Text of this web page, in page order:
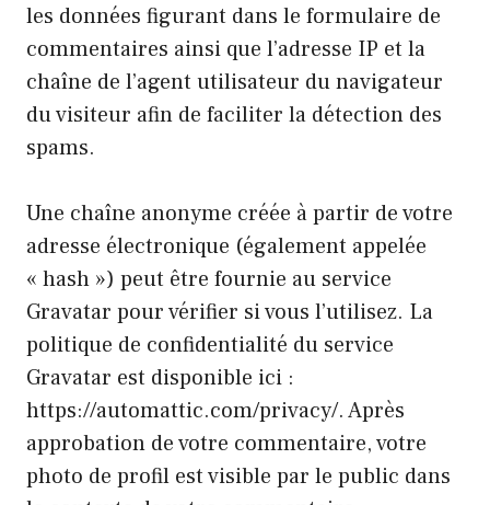
les données figurant dans le formulaire de
commentaires ainsi que l’adresse IP et la
chaîne de l’agent utilisateur du navigateur
du visiteur afin de faciliter la détection des
spams.
Une chaîne anonyme créée à partir de votre
adresse électronique (également appelée
« hash ») peut être fournie au service
Gravatar pour vérifier si vous l’utilisez. La
politique de confidentialité du service
Gravatar est disponible ici :
https://automattic.com/privacy/. Après
approbation de votre commentaire, votre
photo de profil est visible par le public dans